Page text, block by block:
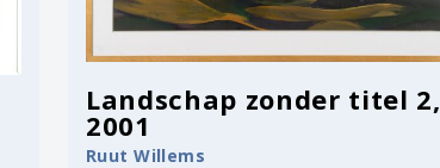
Landschap zonder titel 2,
2001
Ruut Willems